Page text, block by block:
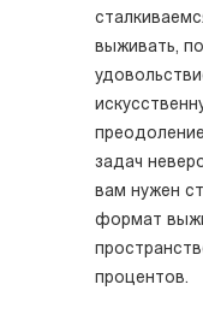
выживать,
задач
вам нужен
формат
процентов.